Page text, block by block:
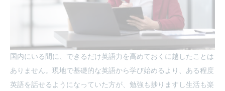
国内にいる間に、できるだけ英語力を高めておくに越したことは
ありません。現地で基礎的な英語から学び始めるより、ある程度
英語を話せるようになっていた方が、勉強も捗りますし生活も楽